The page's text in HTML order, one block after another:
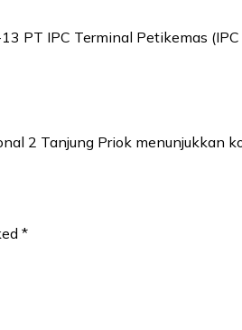
PT IPC Terminal Petikemas
2 Tanjung Priok
*